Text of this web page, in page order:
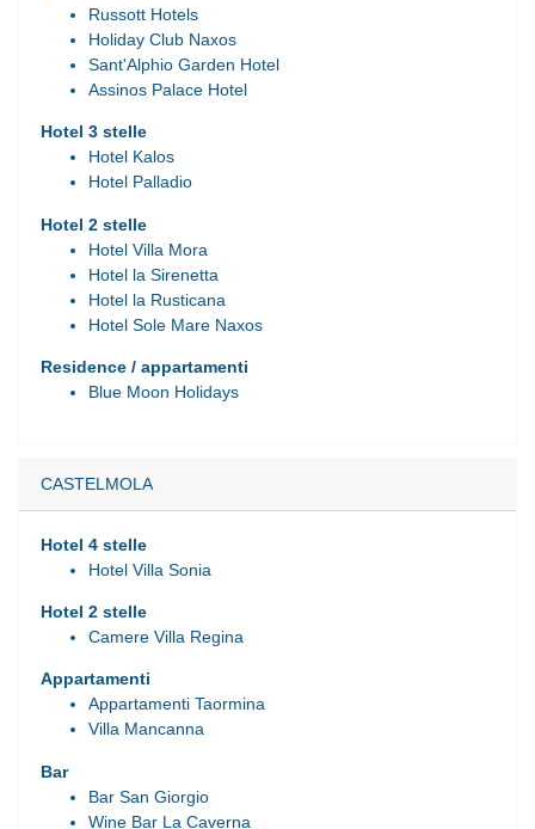
Russott Hotels
Holiday Club Naxos
Sant'Alphio Garden Hotel
Assinos Palace Hotel
Hotel 3 stelle
Hotel Kalos
Hotel Palladio
Hotel 2 stelle
Hotel Villa Mora
Hotel la Sirenetta
Hotel la Rusticana
Hotel Sole Mare Naxos
Residence / appartamenti
Blue Moon Holidays
CASTELMOLA
Hotel 4 stelle
Hotel Villa Sonia
Hotel 2 stelle
Camere Villa Regina
Appartamenti
Appartamenti Taormina
Villa Mancanna
Bar
Bar San Giorgio
Wine Bar La Caverna